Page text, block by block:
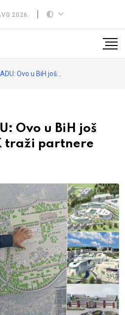
2026.
BiH još nije viđeno, TK traži partnere
Ovo u BiH još
traži partnere